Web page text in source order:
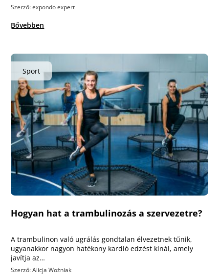
Szerző: expondo expert
Bővebben
Sport
Hogyan hat a trambulinozás a szervezetre?
A trambulinon való ugrálás gondtalan élvezetnek tűnik,
ugyanakkor nagyon hatékony kardió edzést kínál, amely
javítja az…
Szerző: Alicja Woźniak